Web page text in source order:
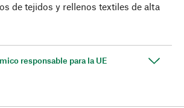
de tejidos y rellenos textiles de alta
responsable para la UE